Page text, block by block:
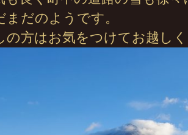
まだのようです。
の方はお気をつけてお越し